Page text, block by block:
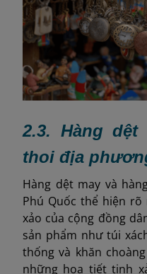
2.3. Hàng
thoi địa
Hàng dệt may và
Phú Quốc thể hiện
xảo của cộng đồng
sản phẩm như túi
thống và khăn
những họa tiết tinh